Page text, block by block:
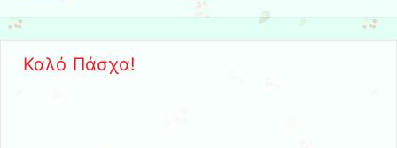
Καλό Πάσχα!